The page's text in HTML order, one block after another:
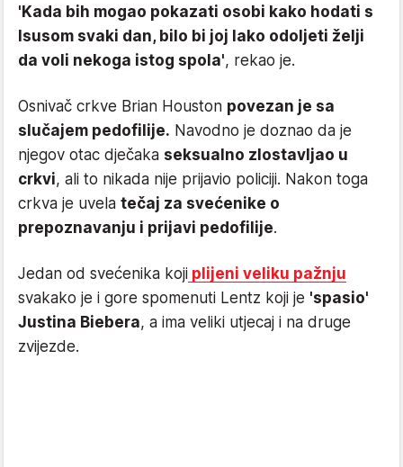
'Kada bih mogao pokazati osobi kako hodati s
Isusom svaki dan, bilo bi joj lako odoljeti želji
da voli nekoga istog spola', rekao je.
Osnivač crkve Brian Houston povezan je sa
slučajem pedofilije. Navodno je doznao da je
njegov otac dječaka seksualno zlostavljao u
crkvi, ali to nikada nije prijavio policiji. Nakon toga
crkva je uvela tečaj za svećenike o
prepoznavanju i prijavi pedofilije.
Jedan od svećenika koji plijeni veliku pažnju
svakako je i gore spomenuti Lentz koji je 'spasio'
Justina Biebera, a ima veliki utjecaj i na druge
zvijezde.